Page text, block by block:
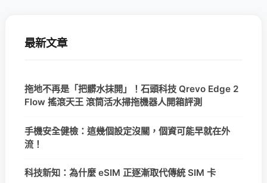
最新文章
拖地不再是「把髒水抹開」！石頭科技 Qrevo Edge 2
Flow 搖滾天王 滾筒活水掃拖機器人開箱評測
手機安全健檢：這幾個設定沒關，個資可能早就在外
流！
科技新知：為什麼 eSIM 正逐漸取代傳統 SIM 卡